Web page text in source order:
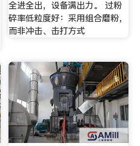
全进全出，设备满出力。 过粉
碎率低粒度好：采用组合磨粉，
而非冲击、击打方式